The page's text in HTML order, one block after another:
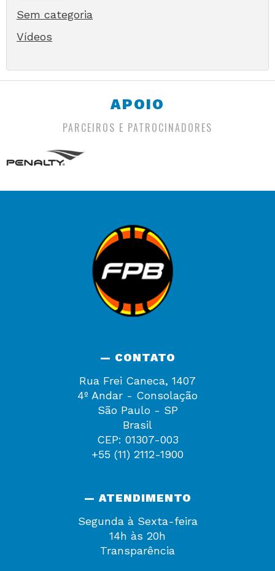
Sem categoria
Vídeos
APOIO
PARCEIROS E PATROCINADORES
— CONTATO
Rua Frei Caneca, 1407
4º Andar - Consolação
São Paulo - SP
Brasil
CEP: 01307-003
+55 (11) 2112-1900
— ATENDIMENTO
Segunda à Sexta-feira
14h às 20h
Transparência